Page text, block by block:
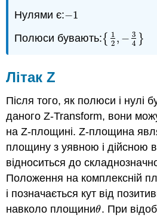
Нулями є:−1
−1
Полюси бувають:{ 1
2 , − 3
4 }
{ 12, −34 }
Літак Z
Після того, як полюси і нулі
даного Z-Transform, вони
на Z-площині. Z-площина
площину з уявною і дійсною
відноситься до
Положення на комплексній
і позначається кут від
навколо площиниθ
θ. При